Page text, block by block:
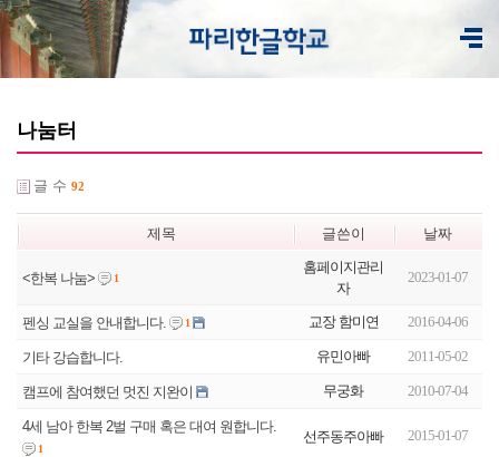
나눔터
글 수 92
제목 글쓴이 날짜
<한복 나눔> 1
홈페이지관리
자
2023-01-07
펜싱 교실을 안내합니다. 1 교장 함미연 2016-04-06
기타 강습합니다. 유민아빠 2011-05-02
캠프에 참여했던 멋진 지완이 무궁화 2010-07-04
4세 남아 한복 2벌 구매 혹은 대여 원합니다.
1
선주동주아빠 2015-01-07